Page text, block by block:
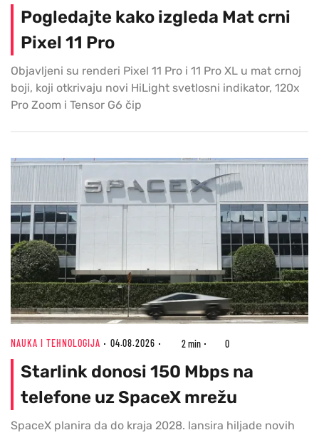
Pogledajte kako izgleda Mat crni
Pixel 11 Pro
Objavljeni su renderi Pixel 11 Pro i 11 Pro XL u mat crnoj
boji, koji otkrivaju novi HiLight svetlosni indikator, 120x
Pro Zoom i Tensor G6 čip
NAUKA I TEHNOLOGIJA 04.08.2026 2 min 0
Starlink donosi 150 Mbps na
telefone uz SpaceX mrežu
SpaceX planira da do kraja 2028. lansira hiljade novih